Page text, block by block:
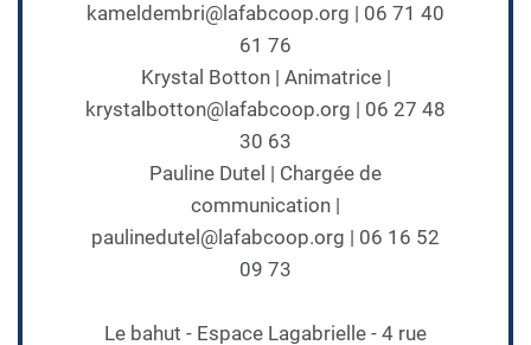
kameldembri@lafabcoop.org | 06 71 40
61 76
Krystal Botton | Animatrice |
krystalbotton@lafabcoop.org | 06 27 48
30 63
Pauline Dutel | Chargée de
communication |
paulinedutel@lafabcoop.org | 06 16 52
09 73
Le bahut - Espace Lagabrielle - 4 rue